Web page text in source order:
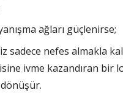
ağları güçlenirse;
sadece nefes almakla
ivme kazandıran bir